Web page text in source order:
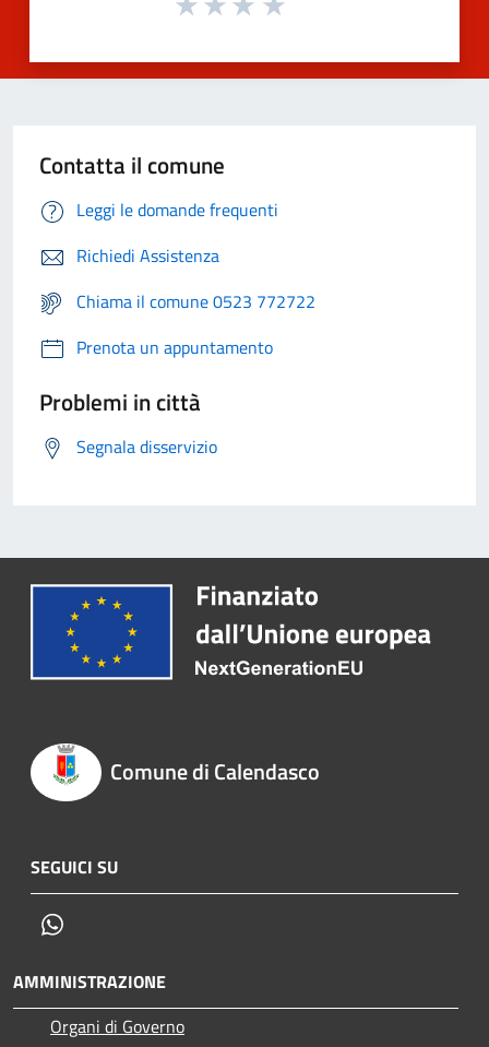
Contatta il comune
Leggi le domande frequenti
Richiedi Assistenza
Chiama il comune 0523 772722
Prenota un appuntamento
Problemi in città
Segnala disservizio
Comune di Calendasco
SEGUICI SU
AMMINISTRAZIONE
Organi di Governo